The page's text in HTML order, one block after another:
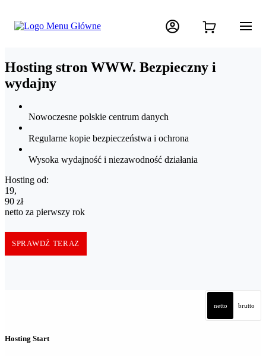
Hosting stron WWW. Bezpieczny i
wydajny
Nowoczesne polskie centrum danych
Regularne kopie bezpieczeństwa i ochrona
Wysoka wydajność i niezawodność działania
Hosting od:
19,90 zł netto za pierwszy rok
19,
90 zł
netto za pierwszy rok
SPRAWDŹ TERAZ
netto brutto
Hosting Start